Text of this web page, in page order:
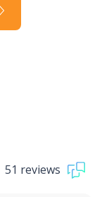
51 reviews